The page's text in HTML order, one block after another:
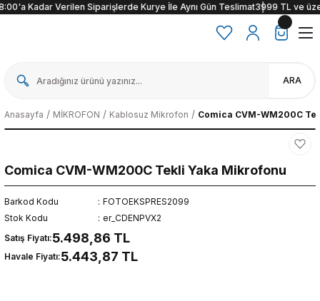
Kadar Verilen Siparişlerde Kurye İle Aynı Gün Teslimat3999 TL ve üzeri
ARA
Anasayfa MİKROFON Kablosuz Mikrofon Comica CVM-WM200C
Comica CVM-WM200C Tekli Yaka Mikrofonu
Barkod Kodu
FOTOEKSPRES2099
Stok Kodu
er_CDENPVX2
Satış Fiyatı:5.498,86 TL
Havale Fiyatı:5.443,87 TL